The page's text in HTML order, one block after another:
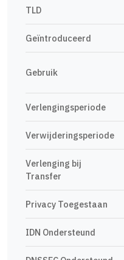
TLD
Geïntroduceerd
Gebruik
Verlengingsperiode
Verwijderingsperiode
Verlenging bij
Transfer
Privacy Toegestaan
IDN Ondersteund